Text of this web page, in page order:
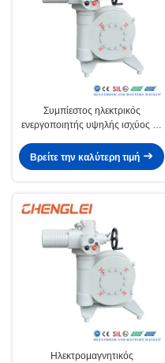
Συμπίεστος ηλεκτρικός
ενεργοποιητής υψηλής ισχύος με
NEMA 4/4X/7&9 για περιβάλλοντα
-20~+60 oC
Βρείτε την καλύτερη τιμή
Ηλεκτρομαγνητικός